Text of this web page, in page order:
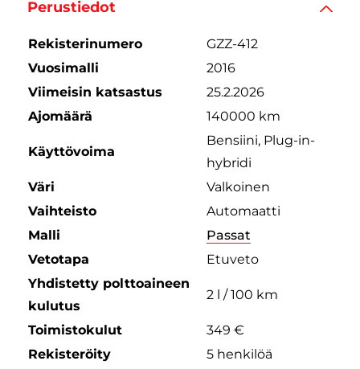
Perustiedot
Rekisterinumero
GZZ-412
Vuosimalli
2016
Viimeisin katsastus
25.2.2026
Ajomäärä
140000 km
Käyttövoima
Bensiini, Plug-in-
hybridi
Väri
Valkoinen
Vaihteisto
Automaatti
Malli
Passat
Vetotapa
Etuveto
Yhdistetty polttoaineen
kulutus
2 l / 100 km
Toimistokulut
349 €
Rekisteröity
5 henkilöä